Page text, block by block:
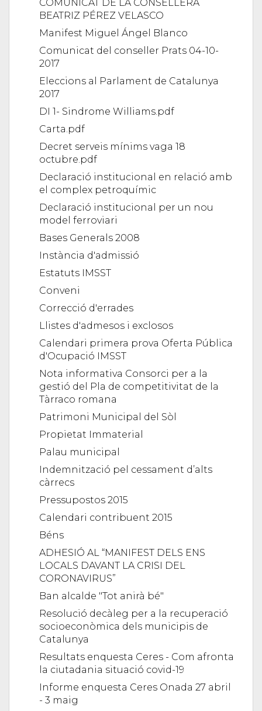
COMUNICAT DE LA CONSELLERA
BEATRIZ PÉREZ VELASCO
Manifest Miguel Ángel Blanco
Comunicat del conseller Prats 04-10-
2017
Eleccions al Parlament de Catalunya
2017
DI 1- Sindrome Williams.pdf
Carta.pdf
Decret serveis mínims vaga 18
octubre.pdf
Declaració institucional en relació amb
el complex petroquímic
Declaració institucional per un nou
model ferroviari
Bases Generals 2008
Instància d'admissió
Estatuts IMSST
Conveni
Correcció d'errades
Llistes d'admesos i exclosos
Calendari primera prova Oferta Pública
d'Ocupació IMSST
Nota informativa Consorci per a la
gestió del Pla de competitivitat de la
Tàrraco romana
Patrimoni Municipal del Sòl
Propietat Immaterial
Palau municipal
Indemnització pel cessament d’alts
càrrecs
Pressupostos 2015
Calendari contribuent 2015
Béns
ADHESIÓ AL “MANIFEST DELS ENS
LOCALS DAVANT LA CRISI DEL
CORONAVIRUS”
Ban alcalde "Tot anirà bé"
Resolució decàleg per a la recuperació
socioeconòmica dels municipis de
Catalunya
Resultats enquesta Ceres - Com afronta
la ciutadania situació covid-19
Informe enquesta Ceres Onada 27 abril
- 3 maig